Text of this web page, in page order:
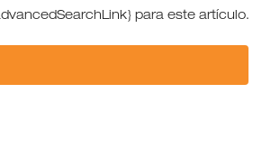
para este artículo.